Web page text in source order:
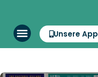
Unsere App